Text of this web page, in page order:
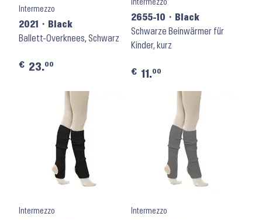
Intermezzo
2021 ⬝ Black
Ballett-Overknees, Schwarz
€ 23.00
Intermezzo
2655-10 ⬝ Black
Schwarze Beinwärmer für
Kinder, kurz
€ 11.00
Intermezzo Intermezzo